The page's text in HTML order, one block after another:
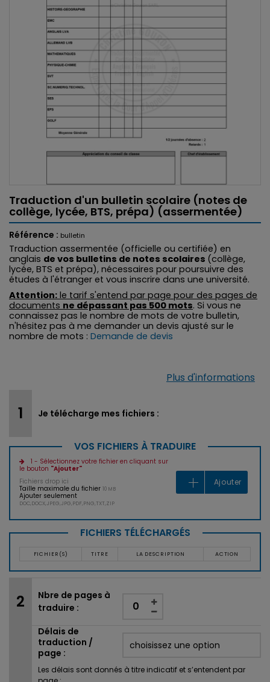
Traduction d'un bulletin scolaire (notes de
collège, lycée, BTS, prépa) (assermentée)
Référence : bulletin
Traduction assermentée (officielle ou certifiée) en
anglais de vos bulletins de notes scolaires (collège,
lycée, BTS et prépa), nécessaires pour poursuivre des
études à l'étranger et vous inscrire dans une université.
Attention: le tarif s'entend par page pour des pages de
documents ne dépassant pas 500 mots. Si vous ne
connaissez pas le nombre de mots de votre bulletin,
n'hésitez pas à me demander un devis ajusté sur le
nombre de mots : Demande de devis
Plus d'informations
Je télécharge mes fichiers :
VOS FICHIERS À TRADUIRE
1 - Sélectionnez votre fichier en cliquant sur
le bouton "Ajouter"
Fichiers drop ici
Taille maximale du fichier 10 MB
Ajouter seulement
DOC,DOCX,JPEG,JPG,PDF,PNG,TXT,ZIP
Ajouter
FICHIERS TÉLÉCHARGÉS
FICHIER(S) TITRE LA DESCRIPTION ACTION
Nbre de pages à
traduire :
Délais de
traduction /
page :
Les délais sont donnés à titre indicatif et s’entendent par